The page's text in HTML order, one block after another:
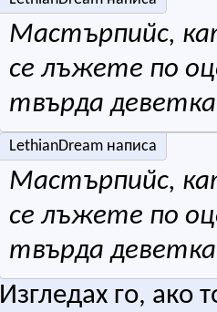
Мастърпийс,
се лъжете по
твърда
LethianDream написа
Мастърпийс,
се лъжете по
твърда
Изгледах го, ако